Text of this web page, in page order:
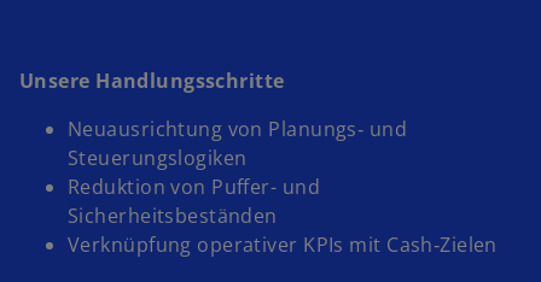
Unsere Handlungsschritte
Neuausrichtung von Planungs‑ und
Steuerungslogiken
Reduktion von Puffer- und
Sicherheitsbeständen
Verknüpfung operativer KPIs mit Cash‑Zielen